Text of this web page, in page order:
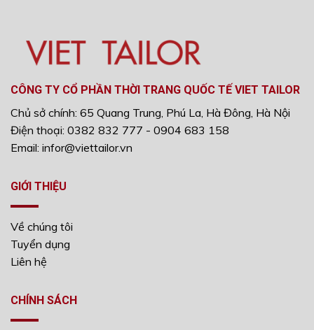
CÔNG TY CỔ PHẦN THỜI TRANG QUỐC TẾ VIET TAILOR
Chủ sở chính: 65 Quang Trung, Phú La, Hà Đông, Hà Nội
Điện thoại: 0382 832 777 - 0904 683 158
Email: infor@viettailor.vn
GIỚI THIỆU
Về chúng tôi
Tuyển dụng
Liên hệ
CHÍNH SÁCH